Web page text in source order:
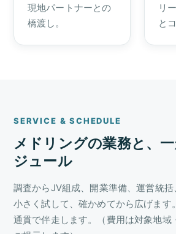
現地パートナーとの
橋渡し。
リ
と
SERVICE & SCHEDULE
メドリングの業務と、
ジュール
調査からJV組成、開業準備、運営統
小さく試して、確かめてから広げます
通貫で伴走します。（費用は対象地域